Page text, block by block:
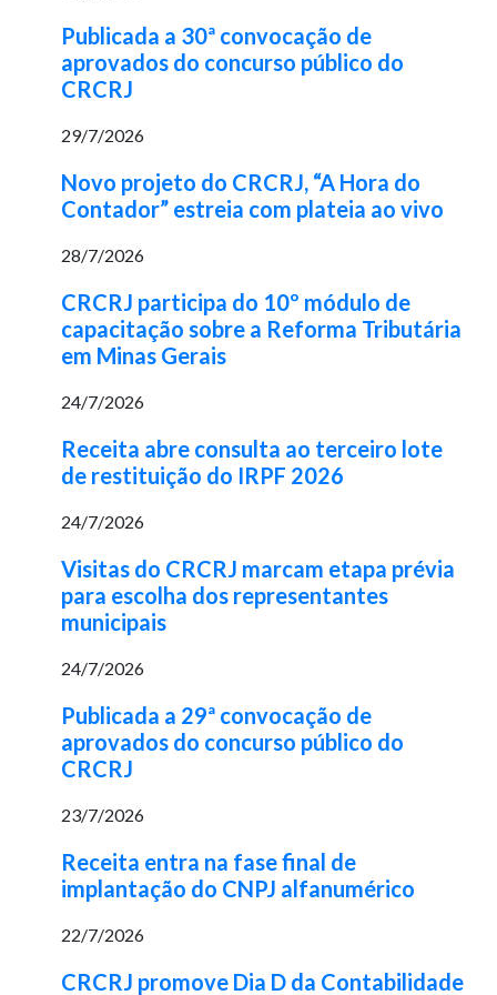
Publicada a 30ª convocação de
aprovados do concurso público do
CRCRJ
29/7/2026
Novo projeto do CRCRJ, “A Hora do
Contador” estreia com plateia ao vivo
28/7/2026
CRCRJ participa do 10º módulo de
capacitação sobre a Reforma Tributária
em Minas Gerais
24/7/2026
Receita abre consulta ao terceiro lote
de restituição do IRPF 2026
24/7/2026
Visitas do CRCRJ marcam etapa prévia
para escolha dos representantes
municipais
24/7/2026
Publicada a 29ª convocação de
aprovados do concurso público do
CRCRJ
23/7/2026
Receita entra na fase final de
implantação do CNPJ alfanumérico
22/7/2026
CRCRJ promove Dia D da Contabilidade